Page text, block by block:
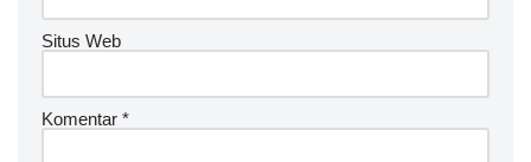
Situs Web
Komentar *